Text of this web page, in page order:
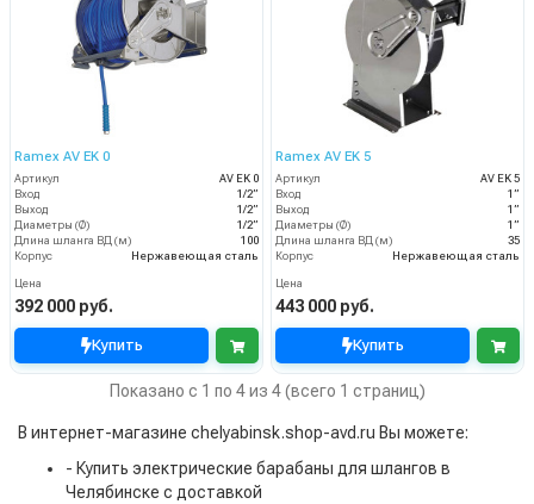
Ramex AV EK 0
Артикул
AV EK 0
Вход
1/2”
Выход
1/2”
Диаметры (Ø)
1/2”
Длина шланга ВД (м)
100
Корпус
Нержавеющая сталь
Цена
392 000 руб.
Купить
Ramex AV EK 5
Артикул
AV EK 5
Вход
1”
Выход
1”
Диаметры (Ø)
1”
Длина шланга ВД (м)
35
Корпус
Нержавеющая сталь
Цена
443 000 руб.
Купить
Показано с 1 по 4 из 4 (всего 1 страниц)
В интернет-магазине chelyabinsk.shop-avd.ru Вы можете:
- Купить электрические барабаны для шлангов в
Челябинске с доставкой